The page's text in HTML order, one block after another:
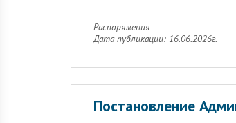
Распоряжения
Дата публикации: 16.06.2026г.
Постановление